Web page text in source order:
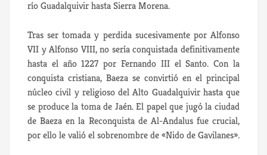
río Guadalquivir hasta Sierra Morena.
Tras ser tomada y perdida sucesivamente por Alfonso
VII y Alfonso VIII, no sería conquistada definitivamente
hasta el año 1227 por Fernando III el Santo. Con la
conquista cristiana, Baeza se convirtió en el principal
núcleo civil y religioso del Alto Guadalquivir hasta que
se produce la toma de Jaén. El papel que jugó la ciudad
de Baeza en la Reconquista de Al-Andalus fue crucial,
por ello le valió el sobrenombre de «Nido de Gavilanes».